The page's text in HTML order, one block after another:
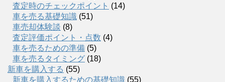
査定時のチェックポイント (14)
車を売る基礎知識 (51)
車売却体験談 (8)
査定評価ポイント・点数 (4)
車を売るための準備 (5)
車を売るタイミング (18)
新車を購入する (55)
新車を購入するための基礎知識 (55)